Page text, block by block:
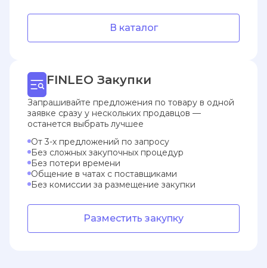
В каталог
FINLEO Закупки
Запрашивайте предложения по товару в одной
заявке сразу у нескольких продавцов —
останется выбрать лучшее
От 3-х предложений по запросу
Без сложных закупочных процедур
Без потери времени
Общение в чатах с поставщиками
Без комиссии за размещение закупки
Разместить закупку